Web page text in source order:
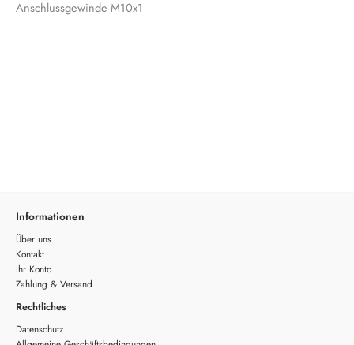
Anschlussgewinde M10x1
Informationen
Über uns
Kontakt
Ihr Konto
Zahlung & Versand
Rechtliches
Datenschutz